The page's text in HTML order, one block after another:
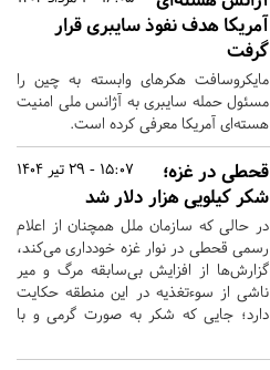
آمریکا هدف نفوذ سایبری قرار
گرفت
مایکروسافت هکرهای وابسته به چین را
مسئول حمله سایبری به آژانس ملی امنیت
هسته‌ای آمریکا معرفی کرده است.
15:07 - 29 تیر 1404
قحطی در غزه؛
شکر کیلویی هزار دلار شد
در حالی که سازمان ملل همچنان از اعلام
رسمی قحطی در نوار غزه خودداری می‌کند،
گزارش‌ها از افزایش بی‌سابقه مرگ و میر
ناشی از سوءتغذیه در این منطقه حکایت
دارد؛ جایی که شکر به صورت گرمی و با